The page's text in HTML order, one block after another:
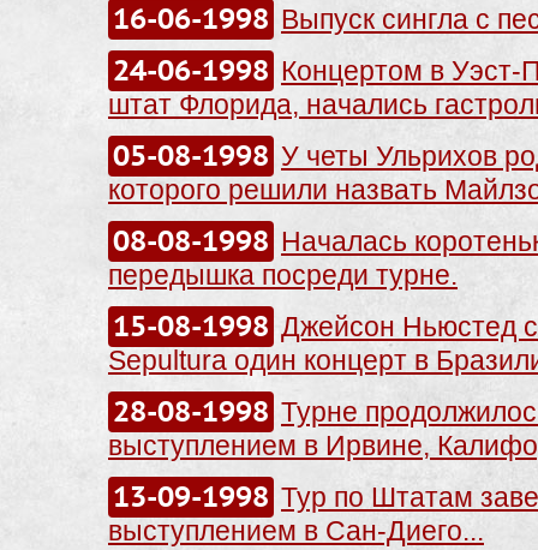
16-06-1998 Выпуск сингла с
24-06-1998 Концертом в Уэст-
штат Флорида, начались
05-08-1998 У четы Ульрихов
которого решили назвать
08-08-1998 Началась
передышка посреди турне.
15-08-1998 Джейсон Ньюстед
Sepultura один концерт в
28-08-1998 Турне
выступлением в Ирвине,
13-09-1998 Тур по Штатам
выступлением в Сан-Диего...